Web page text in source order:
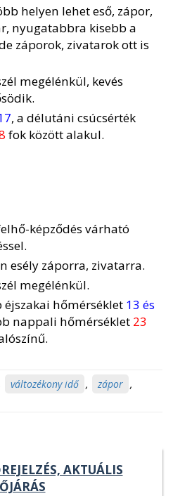
helyen lehet eső, zápor,
nyugatabbra kisebb a
záporok, zivatarok ott is
megélénkül, kevés
, a délutáni csúcsérték
fok között alakul.
képződés várható
esély záporra, zivatarra.
megélénkül.
éjszakai hőmérséklet 13 és
nappali hőmérséklet 23
változékony idő , zápor ,
AKTUÁLIS